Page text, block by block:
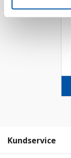
Kundservice